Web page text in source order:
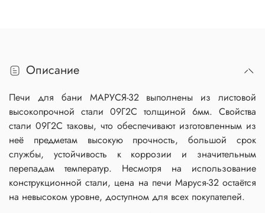
Описание
Печи для бани МАРУСЯ-32 выполнены из листовой
высокопрочной стали 09Г2С толщиной 6мм. Свойства
стали 09Г2С таковы, что обеспечивают изготовленным из
неё предметам высокую прочность, большой срок
службы, устойчивость к коррозии и значительным
перепадам температур. Несмотря на использование
конструкционной стали, цена на печи Маруся-32 остаётся
на невысоком уровне, доступном для всех покупателей.